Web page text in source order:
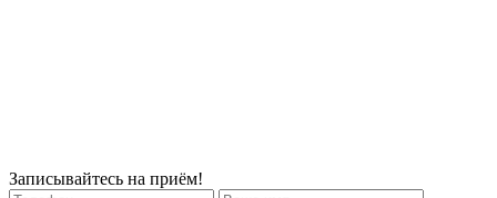
Записывайтесь на приём!